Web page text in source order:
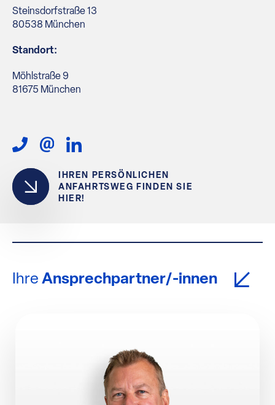
Steinsdorfstraße 13
80538 München
Standort:
Möhlstraße 9
81675 München
IHREN PERSÖNLICHEN
ANFAHRTSWEG FINDEN SIE
HIER!
Ihre Ansprechpartner/-innen